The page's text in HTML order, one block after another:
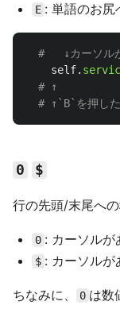
E : 単語のお尻
#   ↓カーソル
self.
# ↑
# ↑`B`を押し
0 $
行の先頭/末尾への
0 : カーソルが
$ : カーソルが
ちなみに、 0 は数